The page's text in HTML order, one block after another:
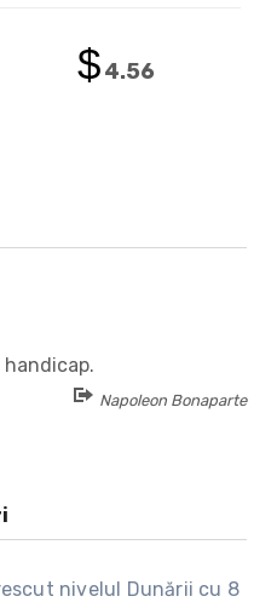
$4.56
Napoleon Bonaparte
nivelul Dunării cu 8